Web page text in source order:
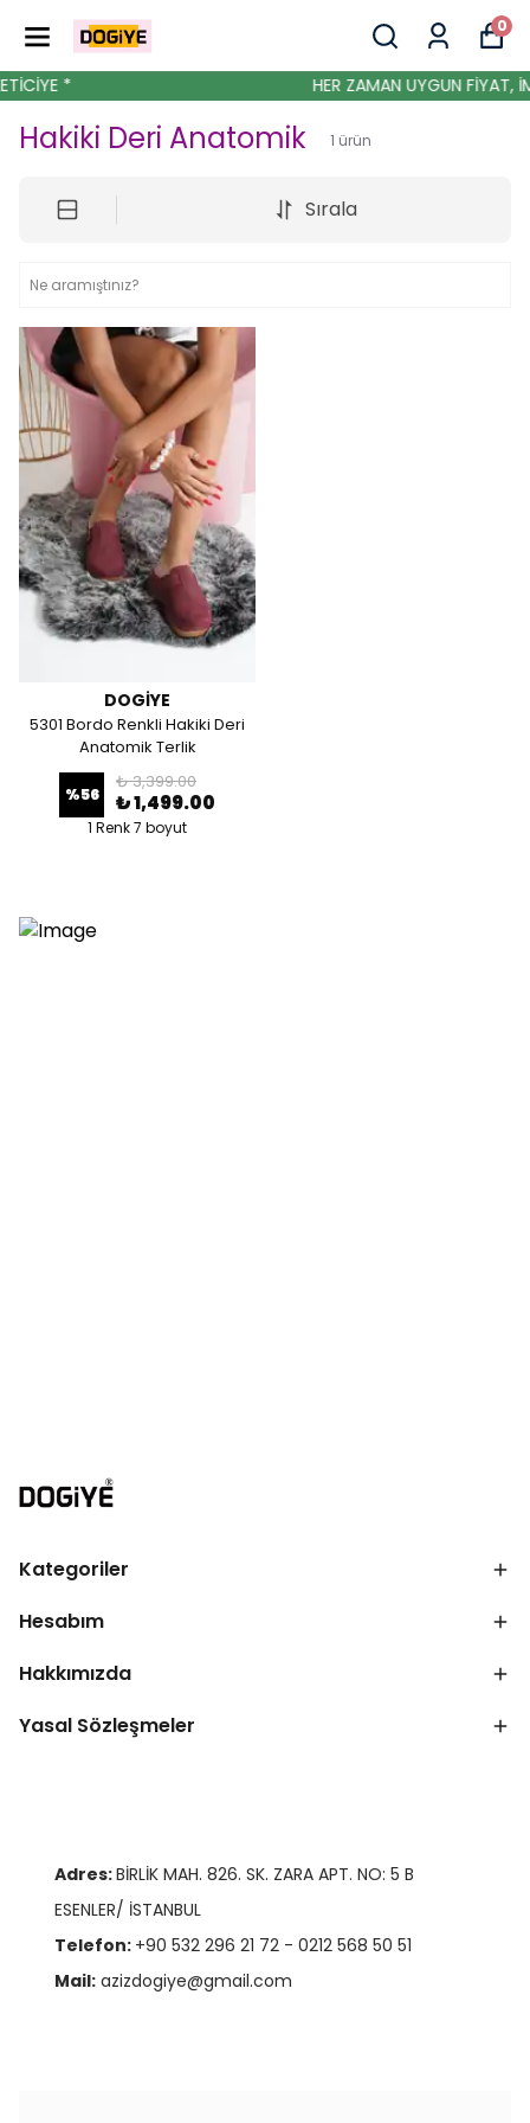
0
* HER ZAMAN UYGUN FİYAT,
Hakiki Deri Anatomik 1 ürün
Sırala
DOGİYE
5301 Bordo Renkli Hakiki Deri
Anatomik Terlik
%56
₺ 3,399.00
₺ 1,499.00
1 Renk 7 boyut
Kategoriler
Hesabım
Hakkımızda
Yasal Sözleşmeler
Adres:BİRLİK MAH. 826. SK. ZARA APT. NO: 5 B
ESENLER/ İSTANBUL
Telefon: +90 532 296 21 72 - 0212 568 50 51
Mail: azizdogiye@gmail.com